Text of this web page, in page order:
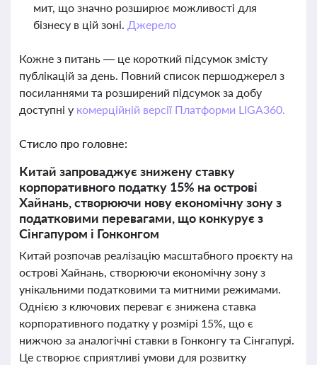
мит, що значно розширює можливості для
бізнесу в цій зоні. Джерело
Кожне з питань — це короткий підсумок змісту
публікацій за день. Повний список першоджерел з
посиланнями та розширений підсумок за добу
доступні у комерційній версії Платформи LIGA360.
Стисло про головне:
Китай запроваджує знижену ставку
корпоративного податку 15% на острові
Хайнань, створюючи нову економічну зону з
податковими перевагами, що конкурує з
Сінгапуром і Гонконгом
Китай розпочав реалізацію масштабного проєкту на
острові Хайнань, створюючи економічну зону з
унікальними податковими та митними режимами.
Однією з ключових переваг є знижена ставка
корпоративного податку у розмірі 15%, що є
нижчою за аналогічні ставки в Гонконгу та Сінгапурі.
Це створює сприятливі умови для розвитку